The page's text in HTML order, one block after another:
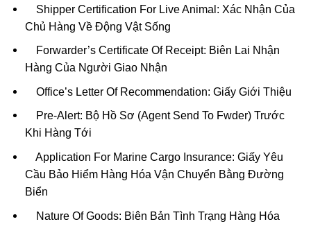
Shipper Certification For Live Animal: Xác Nhận Của
Chủ Hàng Về Động Vật Sống
Forwarder’s Certificate Of Receipt: Biên Lai Nhận
Hàng Của Người Giao Nhận
Office’s Letter Of Recommendation: Giấy Giới Thiệu
Pre-Alert: Bộ Hồ Sơ (Agent Send To Fwder) Trước
Khi Hàng Tới
Application For Marine Cargo Insurance: Giấy Yêu
Cầu Bảo Hiểm Hàng Hóa Vận Chuyển Bằng Đường
Biển
Nature Of Goods: Biên Bản Tình Trạng Hàng Hóa